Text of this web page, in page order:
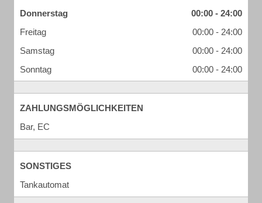
Donnerstag
00:00 - 24:00
Freitag
00:00 - 24:00
Samstag
00:00 - 24:00
Sonntag
00:00 - 24:00
ZAHLUNGSMÖGLICHKEITEN
Bar, EC
SONSTIGES
Tankautomat